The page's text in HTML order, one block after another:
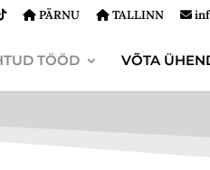
PÄRNU TALLINN
TÖÖD VÕTA